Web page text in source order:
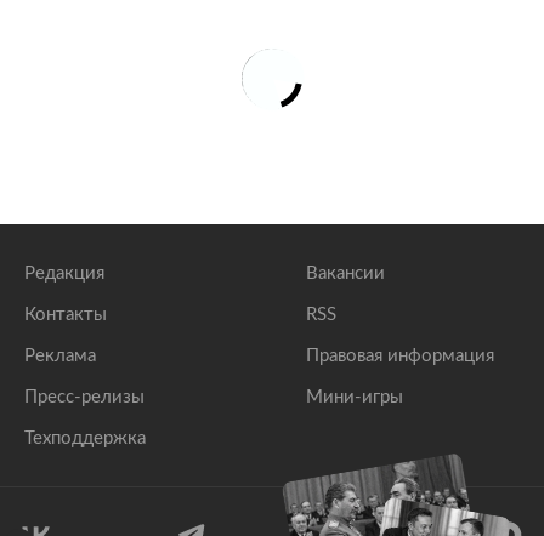
Редакция
Контакты
Реклама
Пресс-релизы
Техподдержка
Вакансии
RSS
Правовая информация
Мини-игры